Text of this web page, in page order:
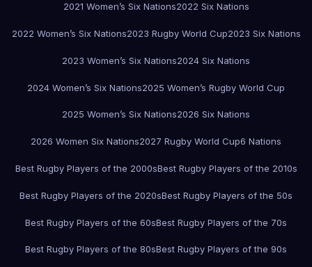
2021 Women’s Six Nations2022 Six Nations
2022 Women’s Six Nations2023 Rugby World Cup2023 Six Nations
2023 Women’s Six Nations2024 Six Nations
2024 Women’s Six Nations2025 Women’s Rugby World Cup
2025 Women’s Six Nations2026 Six Nations
2026 Women Six Nations2027 Rugby World Cup6 Nations
Best Rugby Players of the 2000sBest Rugby Players of the 2010s
Best Rugby Players of the 2020sBest Rugby Players of the 50s
Best Rugby Players of the 60sBest Rugby Players of the 70s
Best Rugby Players of the 80sBest Rugby Players of the 90s